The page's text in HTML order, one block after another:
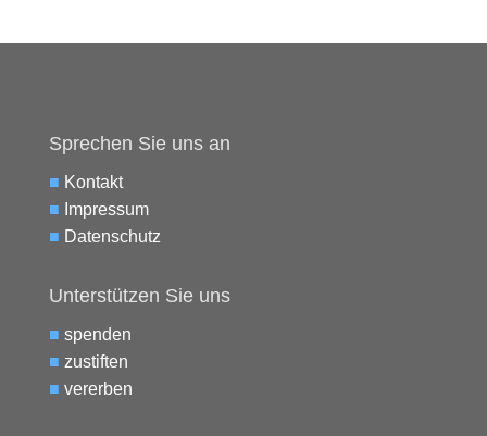
Sprechen Sie uns an
■ Kontakt
■ Impressum
■ Datenschutz
Unterstützen Sie uns
■ spenden
■ zustiften
■ vererben